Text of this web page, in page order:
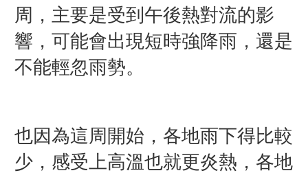
周，主要是受到午後熱對流的影
響，可能會出現短時強降雨，還是
不能輕忽雨勢。
也因為這周開始，各地雨下得比較
少，感受上高溫也就更炎熱，各地